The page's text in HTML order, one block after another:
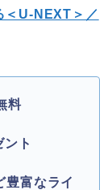
＜U-NEXT＞／
料
ト
豊富なライ